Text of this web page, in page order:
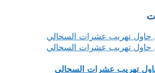
تهريب عشرات السحالي